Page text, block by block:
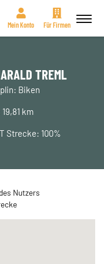
Mein Konto Für Firmen
TREML
Biken
km
Strecke: 100%
Nutzers